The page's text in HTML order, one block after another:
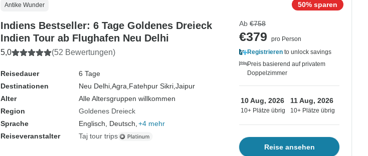
Antike Wunder
Indiens Bestseller: 6 Tage Goldenes Dreieck
Indien Tour ab Flughafen Neu Delhi
5,0 (52 Bewertungen)
Reisedauer
6 Tage
Destinationen
Neu Delhi, Agra, Fatehpur Sikri, Jaipur
Alter
Alle Altersgruppen willkommen
Region
Goldenes Dreieck
Sprache
Englisch, Deutsch, +4 mehr
Reiseveranstalter
Taj tour trips
50% sparen
Ab €758
€379
pro Person
Registrieren to unlock savings
Preis basierend auf privatem
Doppelzimmer
10 Aug, 2026
10+ Plätze übrig
11 Aug, 2026
10+ Plätze übrig
Reise ansehen